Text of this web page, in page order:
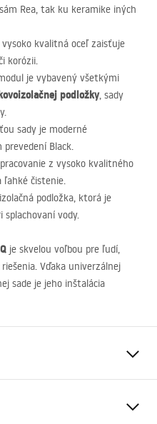
Rea, tak ku keramike iných
vysoko kvalitná oceľ zaisťuje
korózii.
je vybavený všetkými
podložky, sady
sady je moderné
Black.
z vysoko kvalitného
ľahké čistenie.
podložka, ktorá je
vody.
je skvelou voľbou pre ľudí,
Vďaka univerzálnej
sade je jeho inštalácia